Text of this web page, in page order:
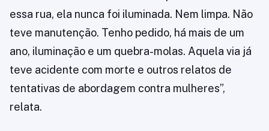
essa rua, ela nunca foi iluminada. Nem limpa. Não
teve manutenção. Tenho pedido, há mais de um
ano, iluminação e um quebra-molas. Aquela via já
teve acidente com morte e outros relatos de
tentativas de abordagem contra mulheres”,
relata.